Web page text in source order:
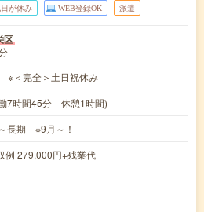
が休み WEB登録OK 派遣
区
※＜完全＞土日祝休み
7時間45分 休憩1時間)
長期 ※9月～！
279,000円+残業代